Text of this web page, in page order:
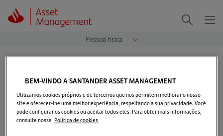
Acesso Vinland Macro Prev 2
BEM-VINDO A SANTANDER ASSET MANAGEMENT
Utilizamos cookies próprios e de terceiros que nos permitem melhorar o nosso
site e oferecer-lhe uma melhor experiência, respeitando a sua privacidade. Você
pode configurar os cookies ou aceitar todos eles. Para obter mais informações,
consulte nossa Política de cookies